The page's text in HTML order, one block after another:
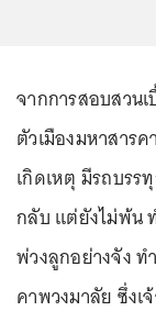
จากการสอบสวน
ตัวเมืองมหาสาร
เกิดเหตุ มีรถบร
กลับ แต่ยังไม่พ้น
พ่วงลูกอย่างจัง ท
คาพวงมาลัย ซึ่ง